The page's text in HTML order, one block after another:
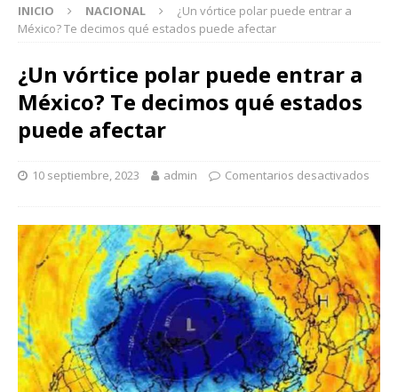
INICIO NACIONAL
¿Un vórtice polar puede entrar a
México? Te decimos qué estados puede afectar
¿Un vórtice polar puede entrar a
México? Te decimos qué estados
puede afectar
10 septiembre, 2023 admin Comentarios desactivados